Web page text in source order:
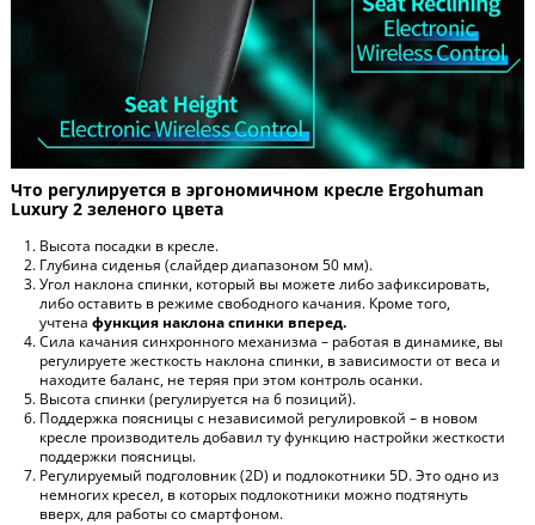
Что регулируется в эргономичном кресле Ergohuman
Luxury 2 зеленого цвета
Высота посадки в кресле.
Глубина сиденья (слайдер диапазоном 50 мм).
Угол наклона спинки, который вы можете либо зафиксировать,
либо оставить в режиме свободного качания. Кроме того,
учтена функция наклона спинки вперед.
Сила качания синхронного механизма – работая в динамике, вы
регулируете жесткость наклона спинки, в зависимости от веса и
находите баланс, не теряя при этом контроль осанки.
Высота спинки (регулируется на 6 позиций).
Поддержка поясницы с независимой регулировкой – в новом
кресле производитель добавил ту функцию настройки жесткости
поддержки поясницы.
Регулируемый подголовник (2D) и подлокотники 5D. Это одно из
немногих кресел, в которых подлокотники можно подтянуть
вверх, для работы со смартфоном.